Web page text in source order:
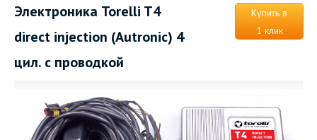
Электроника Torelli T4
direct injection (Autronic) 4
цил. с проводкой
Купить в
1 клик